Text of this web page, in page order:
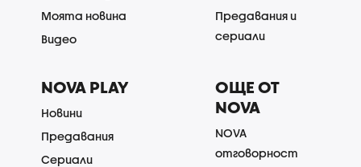
Моята новина
Видео
Предавания и
сериали
NOVA PLAY
Новини
Предавания
Сериали
ОЩЕ ОТ
NOVA
NOVA
отговорност